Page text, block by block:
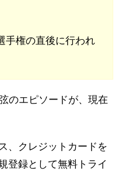
権の直後に行われ
のエピソードが、現在
、クレジットカードを
登録として無料トライ